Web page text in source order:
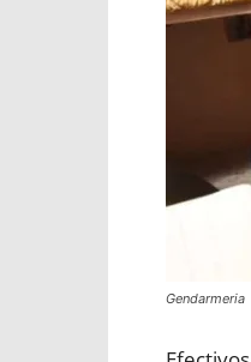
Gendarmeria